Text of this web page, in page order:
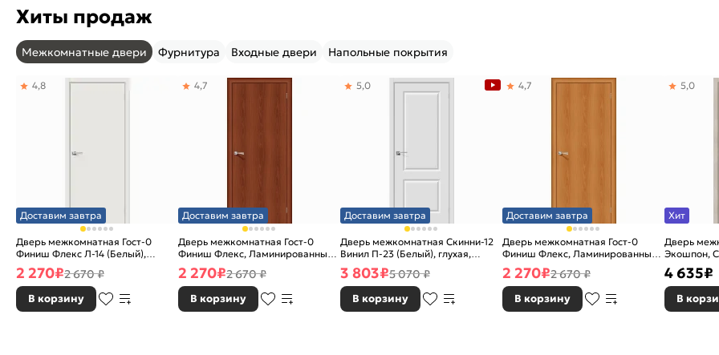
Хиты продаж
Межкомнатные двери Фурнитура Входные двери Напольные покрытия
Доставим завтра
Дверь межкомнатная Гост-0
Финиш Флекс Л-14 (Белый),
глухая, каркасно-щитовая
4,8
2 270₽2 670 ₽
В корзину
Доставим завтра
Дверь межкомнатная Гост-0
Финиш Флекс, Ламинированные
Л-11 (ИталОрех), глухая,
каркасно-щитовая
4,7
2 270₽2 670 ₽
В корзину
Доставим завтра
Дверь межкомнатная Скинни-12
Винил П-23 (Белый), глухая,
скиновая
5,0
3 803₽5 070 ₽
В корзину
Доставим завтра
Дверь межкомнатная Гост-0
Финиш Флекс, Ламинированные
Л-12 (МиланОрех), глухая,
каркасно-щитовая
4,7
2 270₽2 670 ₽
В корзину
Хит
Дверь
Экошпон,
5,0
4 635₽
В